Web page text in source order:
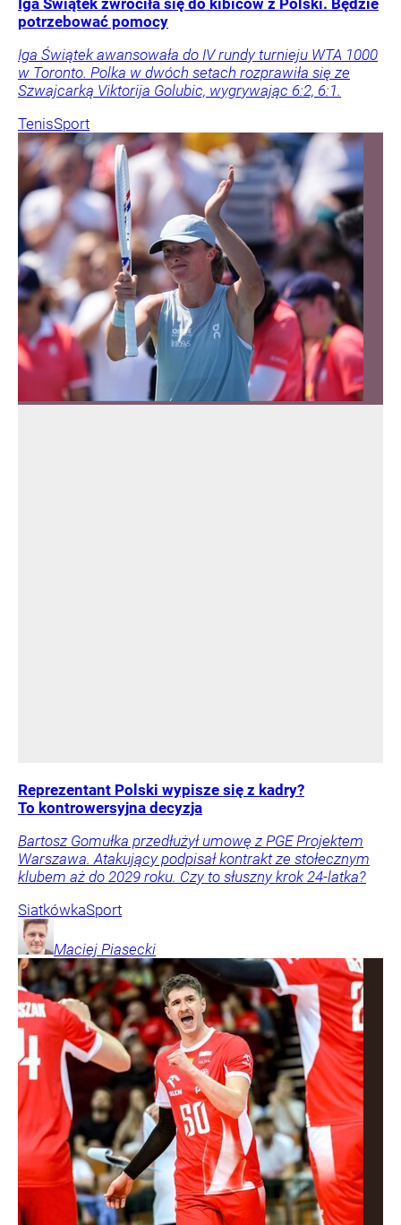
potrzebować pomocy
Iga Świątek awansowała do IV rundy turnieju WTA 1000
w Toronto. Polka w dwóch setach rozprawiła się ze
Szwajcarką Viktorija Golubic, wygrywając 6:2, 6:1.
TenisSport
Reprezentant Polski wypisze się z kadry?
To kontrowersyjna decyzja
Bartosz Gomułka przedłużył umowę z PGE Projektem
Warszawa. Atakujący podpisał kontrakt ze stołecznym
klubem aż do 2029 roku. Czy to słuszny krok 24-latka?
SiatkówkaSport
Maciej Piasecki